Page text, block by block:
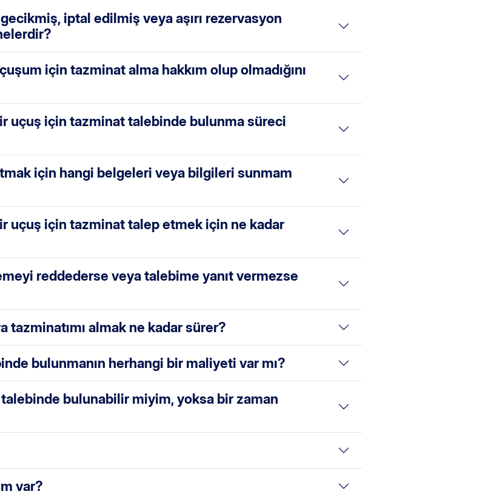
iptal edilmiş veya aşırı rezervasyon
için tazminat alma hakkım olup olmadığını
uçuş için tazminat talebinde bulunma süreci
için hangi belgeleri veya bilgileri sunmam
uçuş için tazminat talep etmek için ne kadar
reddederse veya talebime yanıt vermezse
almak ne kadar sürer?
bulunmanın herhangi bir maliyeti var mı?
bulunabilir miyim, yoksa bir zaman
var?